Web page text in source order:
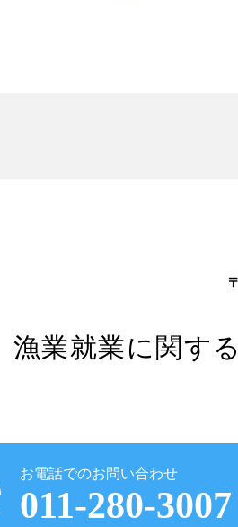
漁業就業に関す
お電話でのお問い合わせ
011-280-3007